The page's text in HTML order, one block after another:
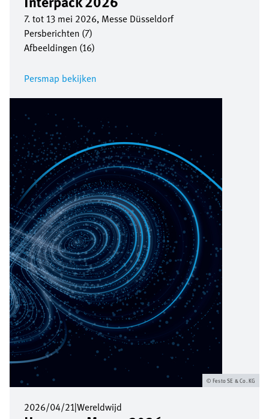
7. tot 13 mei 2026, Messe Düsseldorf
Persberichten (7)
Afbeeldingen (16)
Persmap bekijken
2026/04/21|Wereldwijd
Festo SE & Co. KG